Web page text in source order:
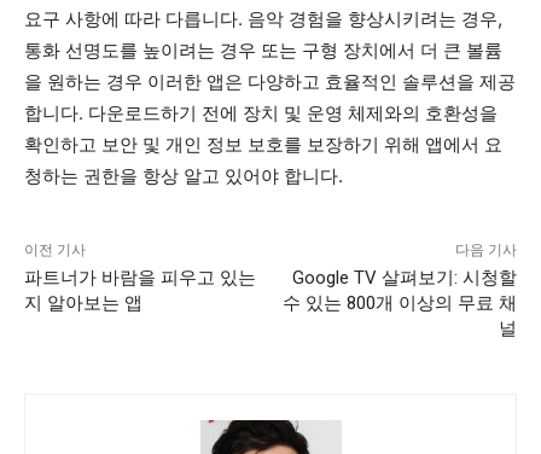
요구 사항에 따라 다릅니다. 음악 경험을 향상시키려는 경우,
통화 선명도를 높이려는 경우 또는 구형 장치에서 더 큰 볼륨
을 원하는 경우 이러한 앱은 다양하고 효율적인 솔루션을 제공
합니다. 다운로드하기 전에 장치 및 운영 체제와의 호환성을
확인하고 보안 및 개인 정보 보호를 보장하기 위해 앱에서 요
청하는 권한을 항상 알고 있어야 합니다.
이전 기사
파트너가 바람을 피우고 있는
지 알아보는 앱
다음 기사
Google TV 살펴보기: 시청할
수 있는 800개 이상의 무료 채
널